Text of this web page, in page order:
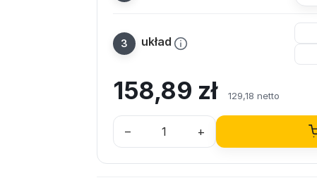
układ
158,89 zł 129,18 netto
– +